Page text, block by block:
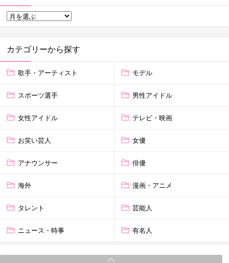
カテゴリーから探す
歌手・アーティスト モデル
スポーツ選手 男性アイドル
女性アイドル テレビ・映画
お笑い芸人 女優
アナウンサー 俳優
海外 漫画・アニメ
タレント 芸能人
ニュース・時事 有名人